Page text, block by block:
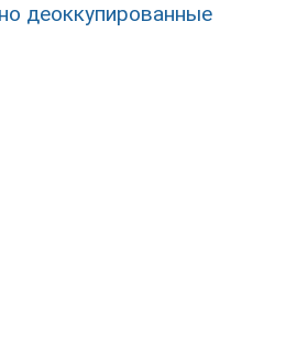
деоккупированные